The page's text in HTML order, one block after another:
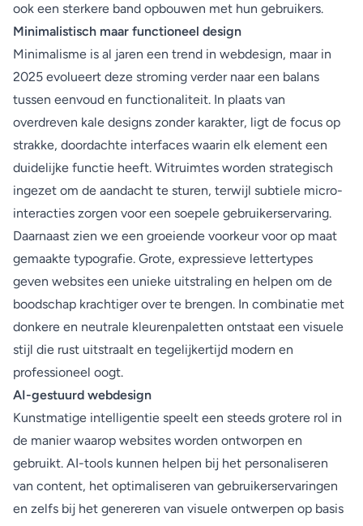
ook een sterkere band opbouwen met hun gebruikers.
Minimalistisch maar functioneel design
Minimalisme is al jaren een trend in webdesign, maar in
2025 evolueert deze stroming verder naar een balans
tussen eenvoud en functionaliteit. In plaats van
overdreven kale designs zonder karakter, ligt de focus op
strakke, doordachte interfaces waarin elk element een
duidelijke functie heeft. Witruimtes worden strategisch
ingezet om de aandacht te sturen, terwijl subtiele micro-
interacties zorgen voor een soepele gebruikerservaring.
Daarnaast zien we een groeiende voorkeur voor op maat
gemaakte typografie. Grote, expressieve lettertypes
geven websites een unieke uitstraling en helpen om de
boodschap krachtiger over te brengen. In combinatie met
donkere en neutrale kleurenpaletten ontstaat een visuele
stijl die rust uitstraalt en tegelijkertijd modern en
professioneel oogt.
AI-gestuurd webdesign
Kunstmatige intelligentie speelt een steeds grotere rol in
de manier waarop websites worden ontworpen en
gebruikt. AI-tools kunnen helpen bij het personaliseren
van content, het optimaliseren van gebruikerservaringen
en zelfs bij het genereren van visuele ontwerpen op basis